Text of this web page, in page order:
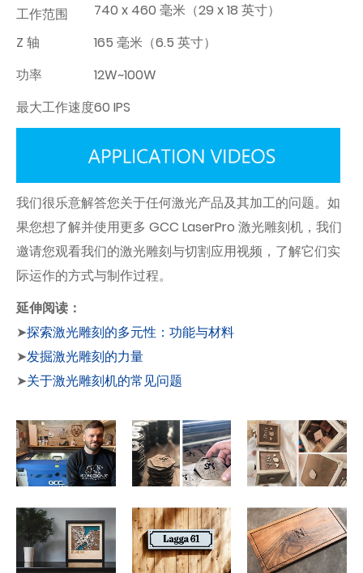
工作范围
740 x 460 毫米（29 x 18 英寸）
Z 轴
165 毫米（6.5 英寸）
功率
12W~100W
最大工作速度60 IPS
我们很乐意解答您关于任何激光产品及其加工的问题。如
果您想了解并使用更多 GCC LaserPro 激光雕刻机，我们
邀请您观看我们的激光雕刻与切割应用视频，了解它们实
际运作的方式与制作过程。
延伸阅读：
➤探索激光雕刻的多元性：功能与材料
➤发掘激光雕刻的力量
➤关于激光雕刻机的常见问题